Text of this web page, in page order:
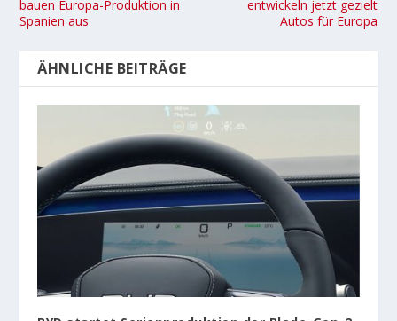
bauen Europa-Produktion in
Spanien aus
entwickeln jetzt gezielt
Autos für Europa
ÄHNLICHE BEITRÄGE